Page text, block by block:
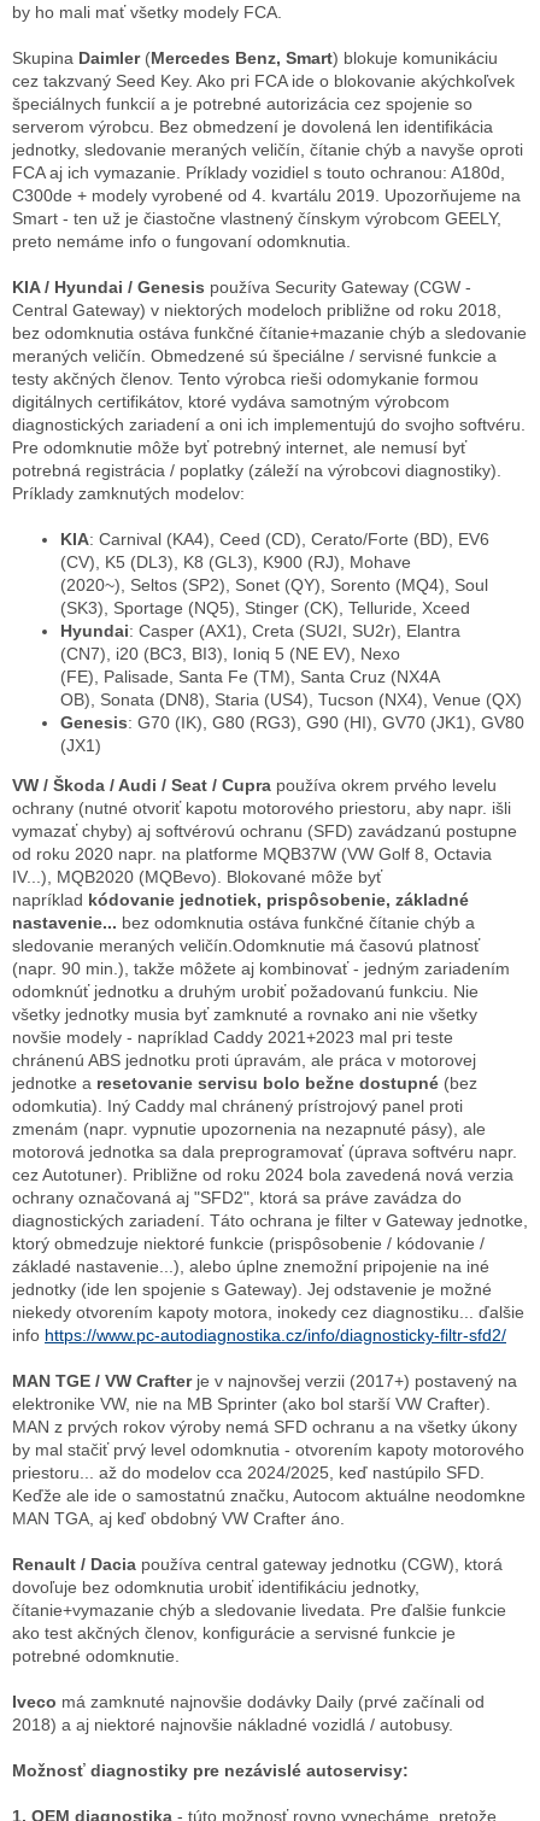
by ho mali mať všetky modely FCA.
Skupina Daimler (Mercedes Benz, Smart) blokuje komunikáciu
cez takzvaný Seed Key. Ako pri FCA ide o blokovanie akýchkoľvek
špeciálnych funkcií a je potrebné autorizácia cez spojenie so
serverom výrobcu. Bez obmedzení je dovolená len identifikácia
jednotky, sledovanie meraných veličín, čítanie chýb a navyše oproti
FCA aj ich vymazanie. Príklady vozidiel s touto ochranou: A180d,
C300de + modely vyrobené od 4. kvartálu 2019. Upozorňujeme na
Smart - ten už je čiastočne vlastnený čínskym výrobcom GEELY,
preto nemáme info o fungovaní odomknutia.
KIA / Hyundai / Genesis používa Security Gateway (CGW -
Central Gateway) v niektorých modeloch približne od roku 2018,
bez odomknutia ostáva funkčné čítanie+mazanie chýb a sledovanie
meraných veličín. Obmedzené sú špeciálne / servisné funkcie a
testy akčných členov. Tento výrobca rieši odomykanie formou
digitálnych certifikátov, ktoré vydáva samotným výrobcom
diagnostických zariadení a oni ich implementujú do svojho softvéru.
Pre odomknutie môže byť potrebný internet, ale nemusí byť
potrebná registrácia / poplatky (záleží na výrobcovi diagnostiky).
Príklady zamknutých modelov:
KIA: Carnival (KA4), Ceed (CD), Cerato/Forte (BD), EV6
(CV), K5 (DL3), K8 (GL3), K900 (RJ), Mohave
(2020~), Seltos (SP2), Sonet (QY), Sorento (MQ4), Soul
(SK3), Sportage (NQ5), Stinger (CK), Telluride, Xceed
Hyundai: Casper (AX1), Creta (SU2I, SU2r), Elantra
(CN7), i20 (BC3, BI3), Ioniq 5 (NE EV), Nexo
(FE), Palisade, Santa Fe (TM), Santa Cruz (NX4A
OB), Sonata (DN8), Staria (US4), Tucson (NX4), Venue (QX)
Genesis: G70 (IK), G80 (RG3), G90 (HI), GV70 (JK1), GV80
(JX1)
VW / Škoda / Audi / Seat / Cupra používa okrem prvého levelu
ochrany (nutné otvoriť kapotu motorového priestoru, aby napr. išli
vymazať chyby) aj softvérovú ochranu (SFD) zavádzanú postupne
od roku 2020 napr. na platforme MQB37W (VW Golf 8, Octavia
IV...), MQB2020 (MQBevo). Blokované môže byť
napríklad kódovanie jednotiek, prispôsobenie, základné
nastavenie... bez odomknutia ostáva funkčné čítanie chýb a
sledovanie meraných veličín.Odomknutie má časovú platnosť
(napr. 90 min.), takže môžete aj kombinovať - jedným zariadením
odomknúť jednotku a druhým urobiť požadovanú funkciu. Nie
všetky jednotky musia byť zamknuté a rovnako ani nie všetky
novšie modely - napríklad Caddy 2021+2023 mal pri teste
chránenú ABS jednotku proti úpravám, ale práca v motorovej
jednotke a resetovanie servisu bolo bežne dostupné (bez
odomkutia). Iný Caddy mal chránený prístrojový panel proti
zmenám (napr. vypnutie upozornenia na nezapnuté pásy), ale
motorová jednotka sa dala preprogramovať (úprava softvéru napr.
cez Autotuner). Približne od roku 2024 bola zavedená nová verzia
ochrany označovaná aj "SFD2", ktorá sa práve zavádza do
diagnostických zariadení. Táto ochrana je filter v Gateway jednotke,
ktorý obmedzuje niektoré funkcie (prispôsobenie / kódovanie /
základé nastavenie...), alebo úplne znemožní pripojenie na iné
jednotky (ide len spojenie s Gateway). Jej odstavenie je možné
niekedy otvorením kapoty motora, inokedy cez diagnostiku... ďalšie
info https://www.pc-autodiagnostika.cz/info/diagnosticky-filtr-sfd2/
MAN TGE / VW Crafter je v najnovšej verzii (2017+) postavený na
elektronike VW, nie na MB Sprinter (ako bol starší VW Crafter).
MAN z prvých rokov výroby nemá SFD ochranu a na všetky úkony
by mal stačiť prvý level odomknutia - otvorením kapoty motorového
priestoru... až do modelov cca 2024/2025, keď nastúpilo SFD.
Keďže ale ide o samostatnú značku, Autocom aktuálne neodomkne
MAN TGA, aj keď obdobný VW Crafter áno.
Renault / Dacia používa central gateway jednotku (CGW), ktorá
dovoľuje bez odomknutia urobiť identifikáciu jednotky,
čítanie+vymazanie chýb a sledovanie livedata. Pre ďalšie funkcie
ako test akčných členov, konfigurácie a servisné funkcie je
potrebné odomknutie.
Iveco má zamknuté najnovšie dodávky Daily (prvé začínali od
2018) a aj niektoré najnovšie nákladné vozidlá / autobusy.
Možnosť diagnostiky pre nezávislé autoservisy:
1. OEM diagnostika - túto možnosť rovno vynecháme, pretože